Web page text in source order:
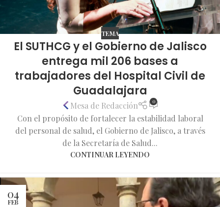
TEMA
El SUTHCG y el Gobierno de Jalisco
entrega mil 206 bases a
trabajadores del Hospital Civil de
Guadalajara
Mesa de Redacción 0
Con el propósito de fortalecer la estabilidad laboral
del personal de salud, el Gobierno de Jalisco, a través
de la Secretaría de Salud...
CONTINUAR LEYENDO
04
FEB